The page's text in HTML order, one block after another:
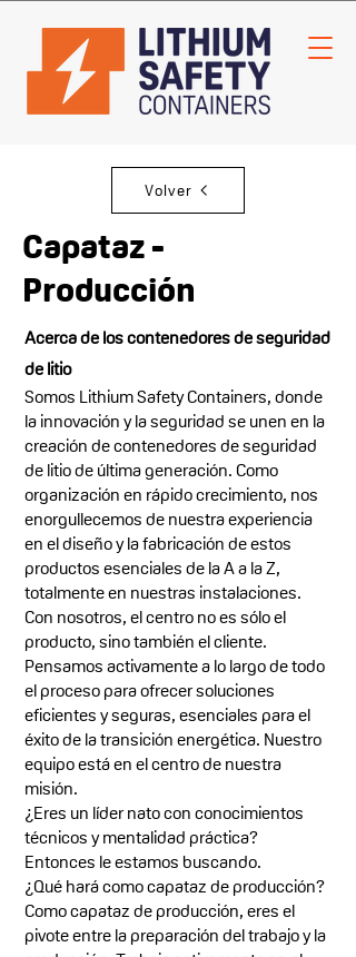
Volver
Capataz -
Producción
Acerca de los contenedores de seguridad
de litio
Somos Lithium Safety Containers, donde
la innovación y la seguridad se unen en la
creación de contenedores de seguridad
de litio de última generación. Como
organización en rápido crecimiento, nos
enorgullecemos de nuestra experiencia
en el diseño y la fabricación de estos
productos esenciales de la A a la Z,
totalmente en nuestras instalaciones.
Con nosotros, el centro no es sólo el
producto, sino también el cliente.
Pensamos activamente a lo largo de todo
el proceso para ofrecer soluciones
eficientes y seguras, esenciales para el
éxito de la transición energética. Nuestro
equipo está en el centro de nuestra
misión.
¿Eres un líder nato con conocimientos
técnicos y mentalidad práctica?
Entonces le estamos buscando.
¿Qué hará como capataz de producción?
Como capataz de producción, eres el
pivote entre la preparación del trabajo y la